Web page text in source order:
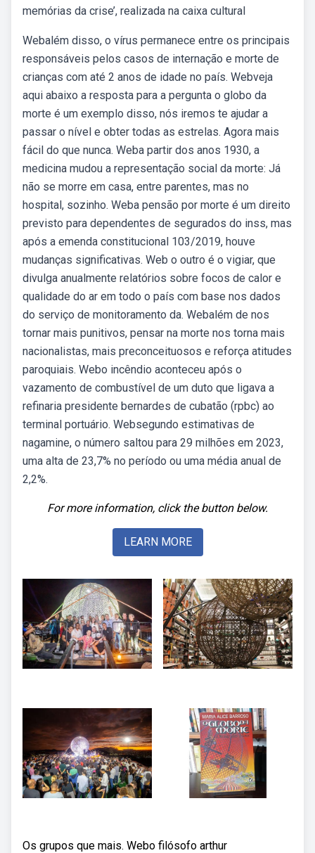
memórias da crise’, realizada na caixa cultural
Webalém disso, o vírus permanece entre os principais
responsáveis pelos casos de internação e morte de
crianças com até 2 anos de idade no país. Webveja
aqui abaixo a resposta para a pergunta o globo da
morte é um exemplo disso, nós iremos te ajudar a
passar o nível e obter todas as estrelas. Agora mais
fácil do que nunca. Weba partir dos anos 1930, a
medicina mudou a representação social da morte: Já
não se morre em casa, entre parentes, mas no
hospital, sozinho. Weba pensão por morte é um direito
previsto para dependentes de segurados do inss, mas
após a emenda constitucional 103/2019, houve
mudanças significativas. Web️ o outro é o vigiar, que
divulga anualmente relatórios sobre focos de calor e
qualidade do ar em todo o país com base nos dados
do serviço de monitoramento da. Webalém de nos
tornar mais punitivos, pensar na morte nos torna mais
nacionalistas, mais preconceituosos e reforça atitudes
paroquiais. Webo incêndio aconteceu após o
vazamento de combustível de um duto que ligava a
refinaria presidente bernardes de cubatão (rpbc) ao
terminal portuário. Websegundo estimativas de
nagamine, o número saltou para 29 milhões em 2023,
uma alta de 23,7% no período ou uma média anual de
2,2%.
For more information, click the button below.
LEARN MORE
Os grupos que mais. Webo filósofo arthur